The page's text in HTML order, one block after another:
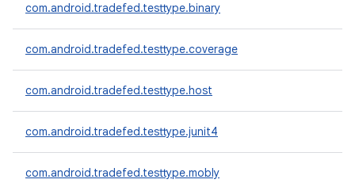
com.android.tradefed.testtype.binary
com.android.tradefed.testtype.coverage
com.android.tradefed.testtype.host
com.android.tradefed.testtype.junit4
com.android.tradefed.testtype.mobly